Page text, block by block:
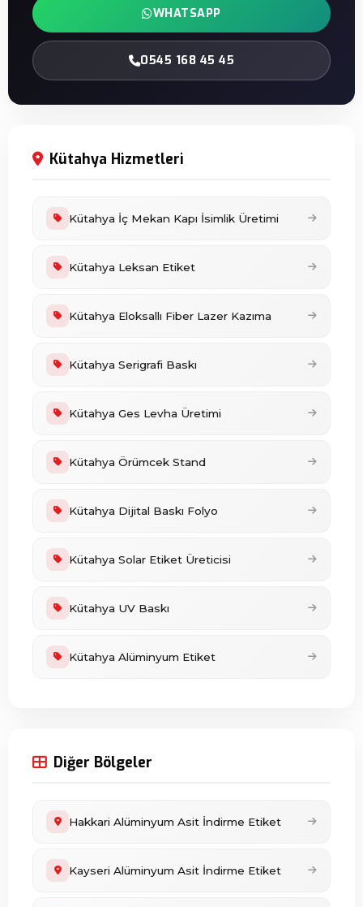
WHATSAPP
0545 168 45 45
Kütahya Hizmetleri
Kütahya İç Mekan Kapı İsimlik Üretimi
Kütahya Leksan Etiket
Kütahya Eloksallı Fiber Lazer Kazıma
Kütahya Serigrafi Baskı
Kütahya Ges Levha Üretimi
Kütahya Örümcek Stand
Kütahya Dijital Baskı Folyo
Kütahya Solar Etiket Üreticisi
Kütahya UV Baskı
Kütahya Alüminyum Etiket
Diğer Bölgeler
Hakkari Alüminyum Asit İndirme Etiket
Kayseri Alüminyum Asit İndirme Etiket